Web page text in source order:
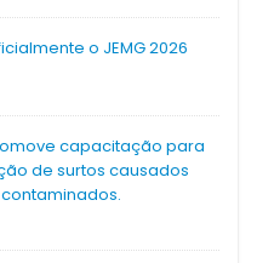
o JEMG 2026
capacitação para
de surtos causados